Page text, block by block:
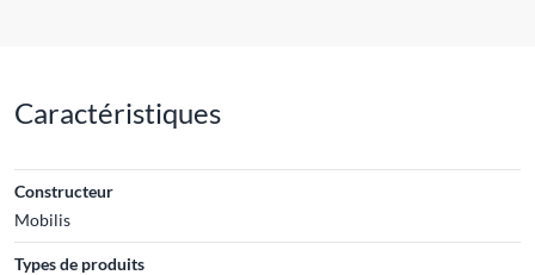
Caractéristiques
Constructeur
Mobilis
Types de produits